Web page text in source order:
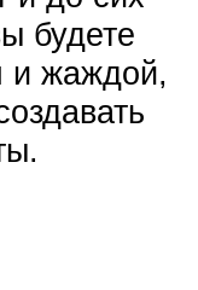
будете
и жаждой,